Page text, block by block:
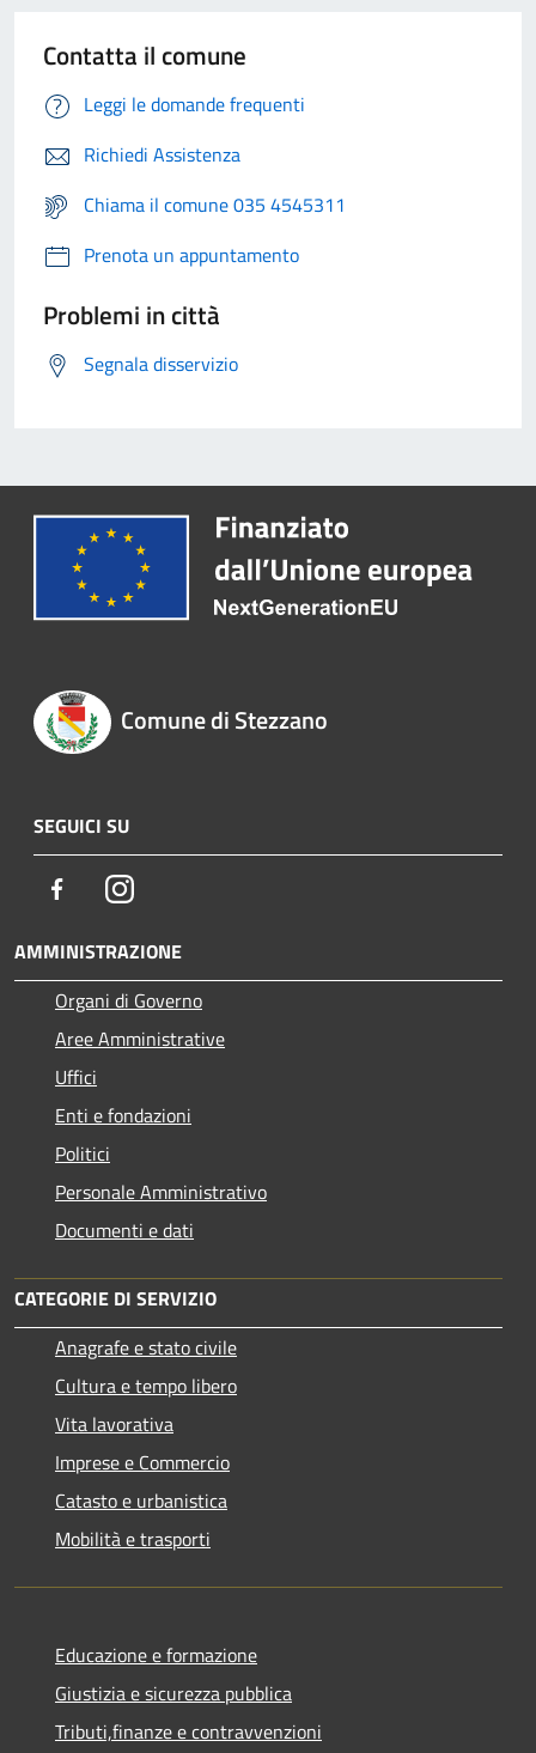
Contatta il comune
Leggi le domande frequenti
Richiedi Assistenza
Chiama il comune 035 4545311
Prenota un appuntamento
Problemi in città
Segnala disservizio
Comune di Stezzano
SEGUICI SU
FacebookInstagram
AMMINISTRAZIONE
Organi di Governo
Aree Amministrative
Uffici
Enti e fondazioni
Politici
Personale Amministrativo
Documenti e dati
CATEGORIE DI SERVIZIO
Anagrafe e stato civile
Cultura e tempo libero
Vita lavorativa
Imprese e Commercio
Catasto e urbanistica
Mobilità e trasporti
Educazione e formazione
Giustizia e sicurezza pubblica
Tributi,finanze e contravvenzioni